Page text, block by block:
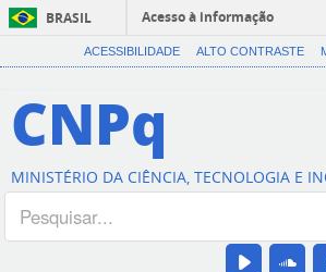
BRASIL
Acesso à informação
ACESSIBILIDADE ALTO CONTRASTE
CNPq
MINISTÉRIO DA CIÊNCIA, TECNOLOGIA E